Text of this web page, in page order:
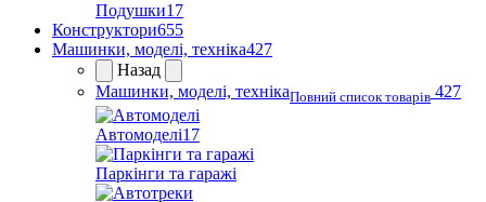
Подушки17
Конструктори655
Машинки, моделі, техніка427
Назад
Машинки, моделі, технікаПовний список товарів 427
Автомоделі17
Паркінги та гаражі